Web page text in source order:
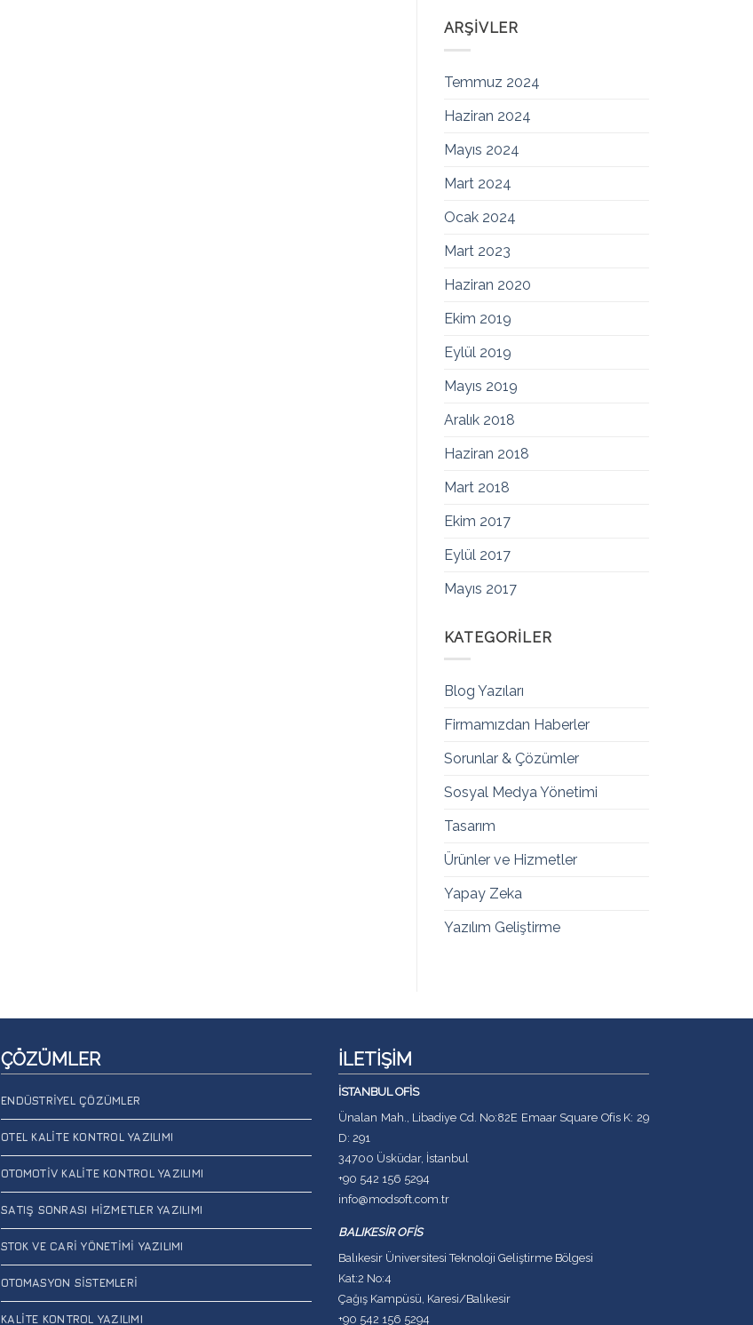
ARŞIVLER
Temmuz 2024
Haziran 2024
Mayıs 2024
Mart 2024
Ocak 2024
Mart 2023
Haziran 2020
Ekim 2019
Eylül 2019
Mayıs 2019
Aralık 2018
Haziran 2018
Mart 2018
Ekim 2017
Eylül 2017
Mayıs 2017
KATEGORILER
Blog Yazıları
Firmamızdan Haberler
Sorunlar & Çözümler
Sosyal Medya Yönetimi
Tasarım
Ürünler ve Hizmetler
Yapay Zeka
Yazılım Geliştirme
ÇÖZÜMLER
ENDÜSTRIYEL ÇÖZÜMLER
OTEL KALITE KONTROL YAZILIMI
OTOMOTIV KALITE KONTROL YAZILIMI
SATIŞ SONRASI HIZMETLER YAZILIMI
STOK VE CARI YÖNETIMI YAZILIMI
OTOMASYON SISTEMLERI
KALITE KONTROL YAZILIMI
İLETİŞİM
İSTANBUL OFİS
Ünalan Mah., Libadiye Cd. No:82E Emaar Square Ofis K: 29
D: 291
34700 Üsküdar, İstanbul
+90 542 156 5294
info@modsoft.com.tr
BALIKESİR OFİS
Balıkesir Üniversitesi Teknoloji Geliştirme Bölgesi
Kat:2 No:4
Çağış Kampüsü, Karesi/Balıkesir
+90 542 156 5294